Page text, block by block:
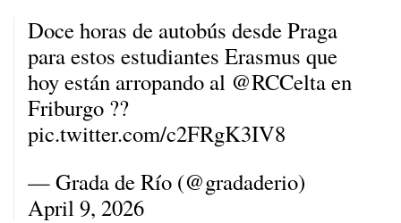
Doce horas de autobús desde Praga
para estos estudiantes Erasmus que
hoy están arropando al @RCCeltaen
Friburgo ??
pic.twitter.com/c2FRgK3IV8
— Grada de Río (@gradaderio)
April 9, 2026